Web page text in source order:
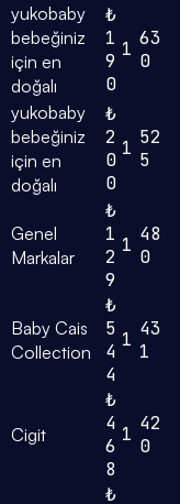
yukobaby
bebeğiniz
için en
doğalı
₺
1
9
0
1 63
0
yukobaby
bebeğiniz
için en
doğalı
₺
2
0
0
1 52
5
Genel
Markalar
₺
1
2
9
1 48
0
Baby Cais
Collection
₺
5
4
4
1 43
1
Cigit
₺
4
6
8
1 42
0
₺